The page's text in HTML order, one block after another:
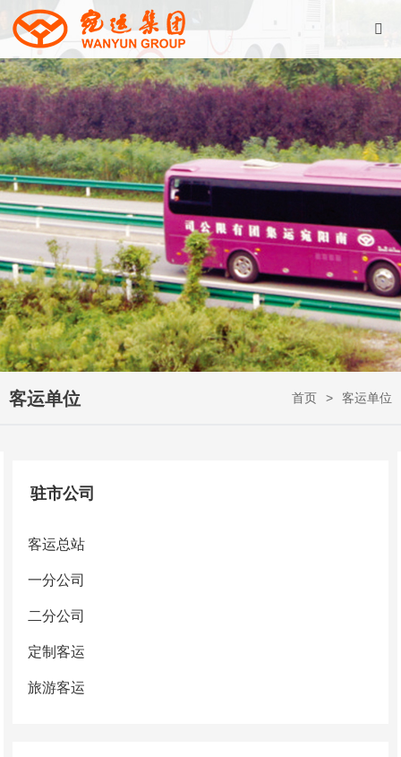
客运单位 首页 客运单位
驻市公司
客运总站
一分公司
二分公司
定制客运
旅游客运